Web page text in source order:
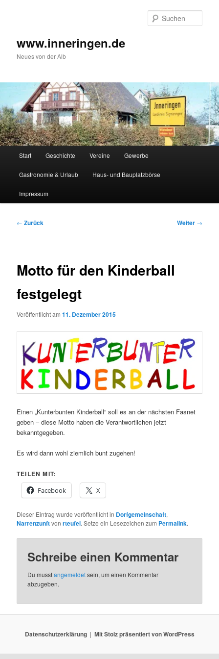
www.inneringen.de
Neues von der Alb
Start Geschichte Vereine Gewerbe
Gastronomie & Urlaub Haus- und Bauplatzbörse
Impressum
Beitragsnavigation
← Zurück Weiter →
Motto für den Kinderball
festgelegt
Veröffentlicht am11. Dezember 2015
Einen „Kunterbunten Kinderball“ soll es an der nächsten Fasnet
geben – diese Motto haben die Verantwortlichen jetzt
bekanntgegeben.
Es wird dann wohl ziemlich bunt zugehen!
TEILEN MIT:
Facebook
X
Dieser Eintrag wurde veröffentlicht in Dorfgemeinschaft,
Narrenzunftvonrteufel. Setze ein Lesezeichen zum Permalink.
Schreibe einen Kommentar
Du musstangemeldetsein, um einen Kommentar
abzugeben.
Datenschutzerklärung Mit Stolz präsentiert von WordPress